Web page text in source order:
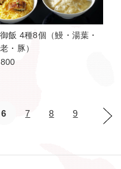
飯 4種8個（鰻・湯葉・
・豚）
6 7 8 9